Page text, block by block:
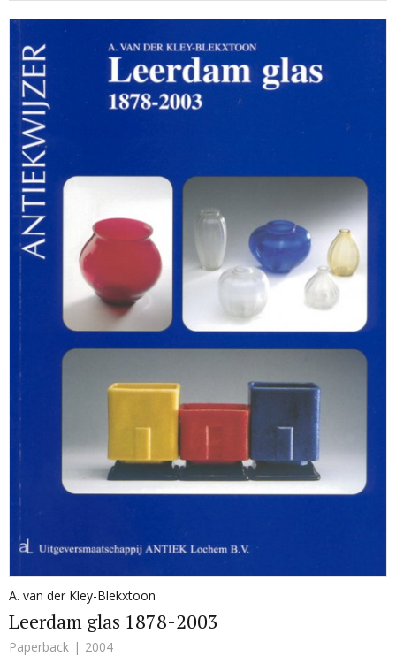
A. van der Kley-Blekxtoon
Leerdam glas 1878-2003
Paperback 2004